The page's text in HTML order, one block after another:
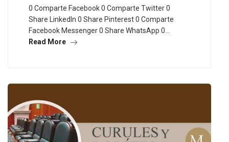
0 Comparte Facebook 0 Comparte Twitter 0
Share LinkedIn 0 Share Pinterest 0 Comparte
Facebook Messenger 0 Share WhatsApp 0…
Read More